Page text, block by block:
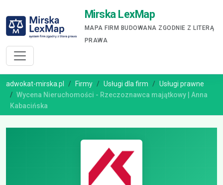
Mirska LexMap
MAPA FIRM BUDOWANA ZGODNIE Z LITERĄ
PRAWA
adwokat-mirska.pl Firmy Usługi dla firm
Usługi prawne
Wycena Nieruchomości - Rzeczoznawca majątkowy | Anna
Kabacińska